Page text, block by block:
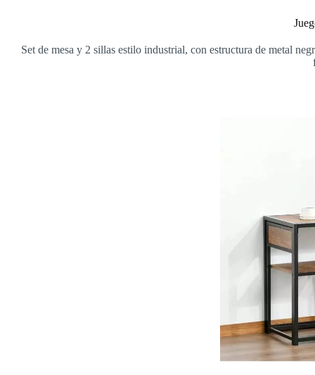
Set de mesa y 2 sillas estilo industrial, con estructura de metal